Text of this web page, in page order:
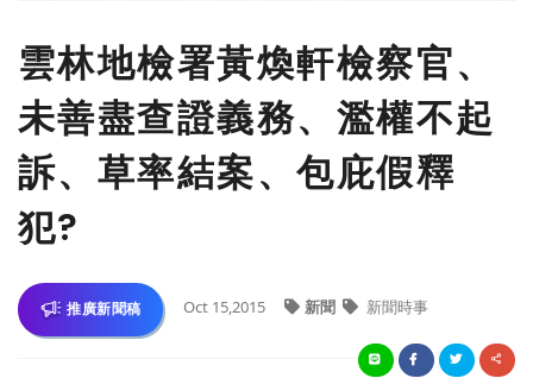
雲林地檢署黃煥軒檢察官、
未善盡查證義務、濫權不起
訴、草率結案、包庇假釋
犯?
推廣新聞稿 Oct 15,2015 新聞 新聞時事